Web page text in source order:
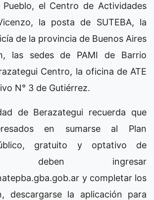
Pueblo, el Centro de Actividades
la posta de SUTEBA, la
de la provincia de Buenos Aires
las sedes de PAMI de Barrio
Centro, la oficina de ATE
N° 3 de Gutiérrez.
de Berazategui recuerda que
en sumarse al Plan
gratuito y optativo de
deben ingresar
y completar los
descargarse la aplicación para